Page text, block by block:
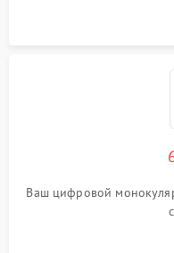
Ваш цифровой